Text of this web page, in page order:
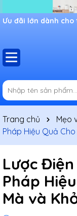
Ưu đãi lớn dành
Trang chủ Mẹo
Pháp Hiệu Quả
Lược Điện
Pháp
Mà và